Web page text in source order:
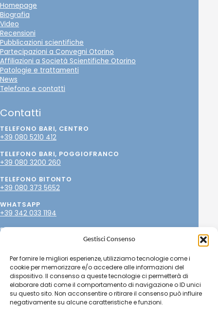
Gestisci Consenso
Per fornire le migliori esperienze, utilizziamo tecnologie come i
cookie per memorizzare e/o accedere alle informazioni del
dispositivo. Il consenso a queste tecnologie ci permetterà di
elaborare dati come il comportamento di navigazione o ID unici
su questo sito. Non acconsentire o ritirare il consenso può influire
negativamente su alcune caratteristiche e funzioni.
Homepage
Biografia
Video
Recensioni
Pubblicazioni scientifiche
Partecipazioni a Convegni Otorino
Affiliazioni a Società Scientifiche Otorino
Patologie e trattamenti
News
Telefono e contatti
Contatti
TELEFONO BARI, CENTRO
+39 080 5210 412
TELEFONO BARI, POGGIOFRANCO
+39 080 3200 260
TELEFONO BITONTO
+39 080 373 5652
WHATSAPP
+39 342 033 1194
EMAIL
SOCIAL